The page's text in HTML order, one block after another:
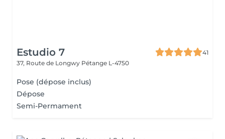
Estudio 7
41
37, Route de Longwy Pétange L-4750
Pose (dépose inclus)
Dépose
Semi-Permament